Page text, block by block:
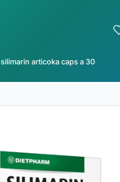
silimarin articoka caps a 30